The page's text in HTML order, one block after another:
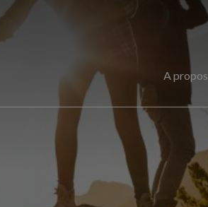
A propos